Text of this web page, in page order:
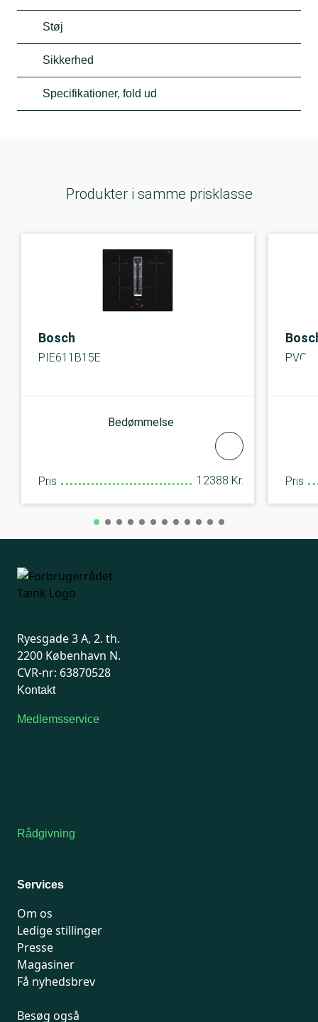
Støj
Sikkerhed
Specifikationer, fold ud
Produkter i samme prisklasse
Bosch
PIE611B15E
Bedømmelse
Pris 12388 Kr. Pris
Ryesgade 3 A, 2. th.
2200 København N.
CVR-nr: 63870528
Kontakt
Medlemsservice
Rådgivning
Services
Om os
Ledige stillinger
Presse
Magasiner
Få nyhedsbrev
Besøg også